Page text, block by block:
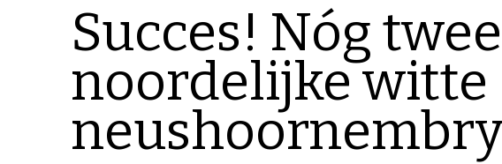
Succes! Nóg twee
noordelijke witte